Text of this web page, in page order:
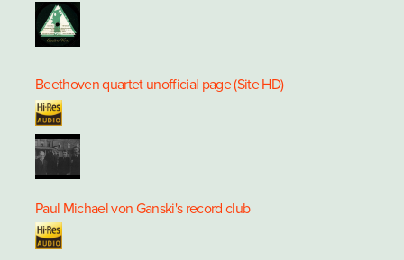
Beethoven quartet unofficial page (Site HD)
Paul Michael von Ganski's record club